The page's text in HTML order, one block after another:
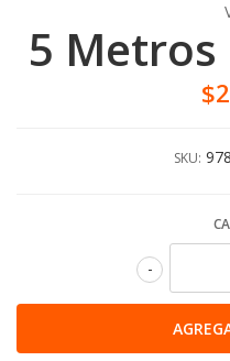
5 Metros
SKU:
-